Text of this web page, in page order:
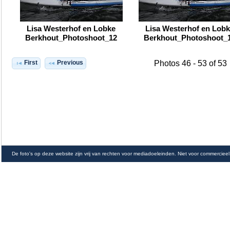
Lisa Westerhof en Lobke
Berkhout_Photoshoot_12
Lisa Westerhof en
First Previous Photos 46 - 53 of 53
De foto's op deze website zijn vrij van rechten voor mediadoeleinden. Niet voor